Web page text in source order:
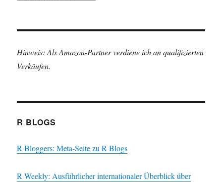
Hinweis: Als Amazon-Partner verdiene ich an qualifizierten
Verkäufen.
R BLOGS
R Bloggers: Meta-Seite zu R Blogs
R Weekly: Ausführlicher internationaler Überblick über